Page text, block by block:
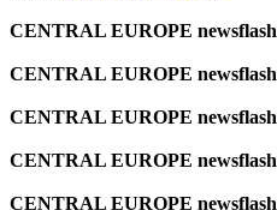
CENTRAL EUROPE newsflash
CENTRAL EUROPE newsflash
CENTRAL EUROPE newsflash
CENTRAL EUROPE newsflash
CENTRAL EUROPE newsflash